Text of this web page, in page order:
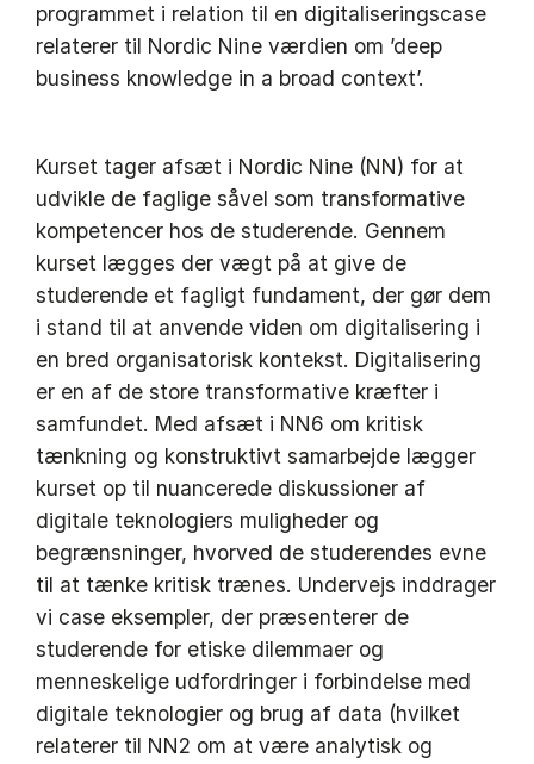
programmet i relation til en digitaliseringscase
relaterer til Nordic Nine værdien om ’deep
business knowledge in a broad context’.
Kurset tager afsæt i Nordic Nine (NN) for at
udvikle de faglige såvel som transformative
kompetencer hos de studerende. Gennem
kurset lægges der vægt på at give de
studerende et fagligt fundament, der gør dem
i stand til at anvende viden om digitalisering i
en bred organisatorisk kontekst. Digitalisering
er en af ​​de store transformative kræfter i
samfundet. Med afsæt i NN6 om kritisk
tænkning og konstruktivt samarbejde lægger
kurset op til nuancerede diskussioner af
digitale teknologiers muligheder og
begrænsninger, hvorved de studerendes evne
til at tænke kritisk trænes. Undervejs inddrager
vi case eksempler, der præsenterer de
studerende for etiske dilemmaer og
menneskelige udfordringer i forbindelse med
digitale teknologier og brug af data (hvilket
relaterer til NN2 om at være analytisk og